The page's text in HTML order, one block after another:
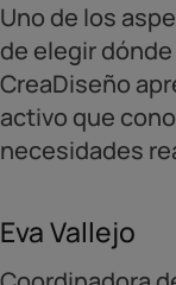
Uno de los
de elegir
CreaDiseño
activo que
necesidades
Eva Vallejo